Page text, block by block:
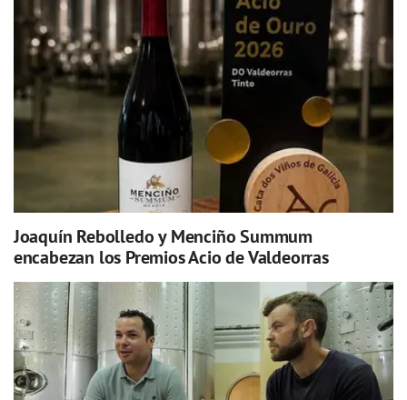
Joaquín Rebolledo y Menciño Summum
encabezan los Premios Acio de Valdeorras